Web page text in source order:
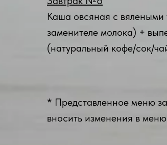
Каша овсяная с
заменителе молока) +
(натуральный кофе/сок/
* Представленное меню
вносить изменения в